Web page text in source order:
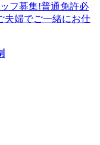
フ募集!普通免許必
婦でご一緒にお仕